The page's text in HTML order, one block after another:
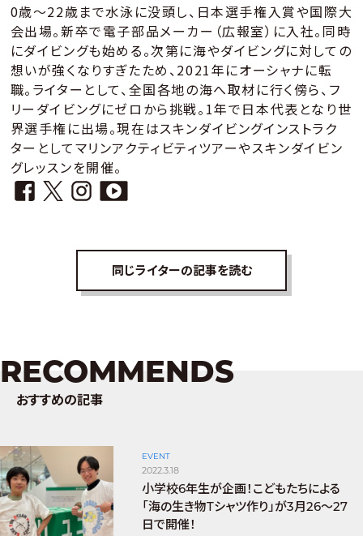
0歳～22歳まで水泳に没頭し、日本選手権入賞や国際大
会出場。新卒で電子部品メーカー（広報室）に入社。同時
にダイビングも始める。次第に海やダイビングに対しての
想いが強くなりすぎたため、2021年にオーシャナに転
職。ライターとして、全国各地の海へ取材に行く傍ら、フ
リーダイビングにゼロから挑戦。1年で日本代表となり世
界選手権に出場。現在はスキンダイビングインストラク
ターとしてマリンアクティビティツアーやスキンダイビン
グレッスンを開催。
同じライターの記事を読む
RECOMMENDS
おすすめの記事
EVENT
2022.3.18
小学校6年生が企画！こどもたちによる
「海の生き物Tシャツ作り」が3月26〜27
日で開催！